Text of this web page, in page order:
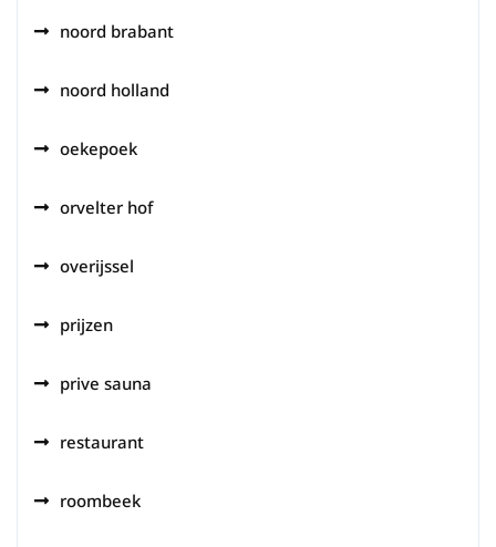
noord brabant
noord holland
oekepoek
orvelter hof
overijssel
prijzen
prive sauna
restaurant
roombeek